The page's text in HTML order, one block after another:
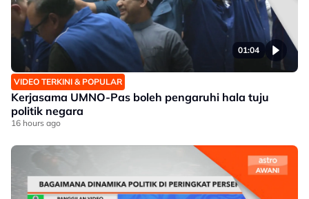
01:04
VIDEO TERKINI & POPULAR
Kerjasama UMNO-Pas boleh pengaruhi hala tuju
politik negara
16 hours ago